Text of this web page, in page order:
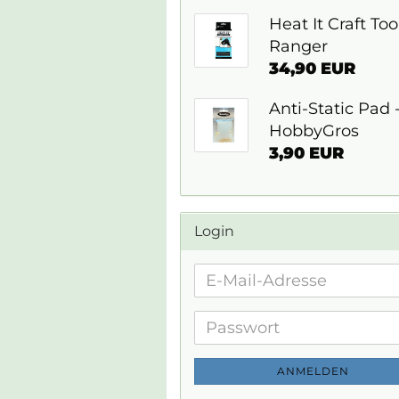
Heat It Craft
Ranger
34,90 EUR
Anti-Static Pad
HobbyGros
3,90 EUR
Login
E-
Adresse
Passwort
ANMELDEN